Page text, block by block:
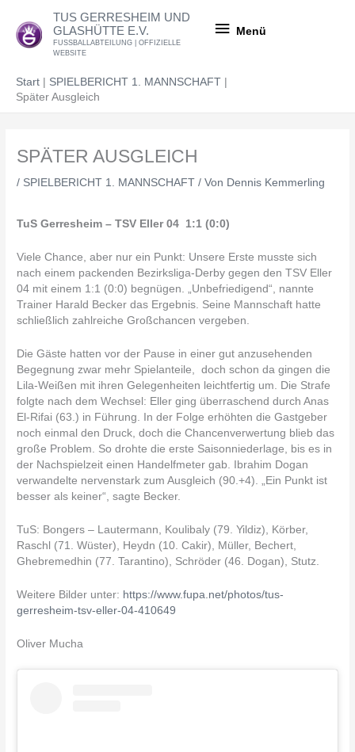
Inhalt
springen
TUS GERRESHEIM UND
GLASHÜTTE E.V.
FUSSBALLABTEILUNG | OFFIZIELLE
WEBSITE
Menü
Start
SPIELBERICHT 1. MANNSCHAFT
Später Ausgleich
SPÄTER AUSGLEICH
/ SPIELBERICHT 1. MANNSCHAFT / Von Dennis Kemmerling
TuS Gerresheim – TSV Eller 04 1:1 (0:0)
Viele Chance, aber nur ein Punkt: Unsere Erste musste sich
nach einem packenden Bezirksliga-Derby gegen den TSV Eller
04 mit einem 1:1 (0:0) begnügen. „Unbefriedigend“, nannte
Trainer Harald Becker das Ergebnis. Seine Mannschaft hatte
schließlich zahlreiche Großchancen vergeben.
Die Gäste hatten vor der Pause in einer gut anzusehenden
Begegnung zwar mehr Spielanteile, doch schon da gingen die
Lila-Weißen mit ihren Gelegenheiten leichtfertig um. Die Strafe
folgte nach dem Wechsel: Eller ging überraschend durch Anas
El-Rifai (63.) in Führung. In der Folge erhöhten die Gastgeber
noch einmal den Druck, doch die Chancenverwertung blieb das
große Problem. So drohte die erste Saisonniederlage, bis es in
der Nachspielzeit einen Handelfmeter gab. Ibrahim Dogan
verwandelte nervenstark zum Ausgleich (90.+4). „Ein Punkt ist
besser als keiner“, sagte Becker.
TuS: Bongers – Lautermann, Koulibaly (79. Yildiz), Körber,
Raschl (71. Wüster), Heydn (10. Cakir), Müller, Bechert,
Ghebremedhin (77. Tarantino), Schröder (46. Dogan), Stutz.
Weitere Bilder unter: https://www.fupa.net/photos/tus-
gerresheim-tsv-eller-04-410649
Oliver Mucha